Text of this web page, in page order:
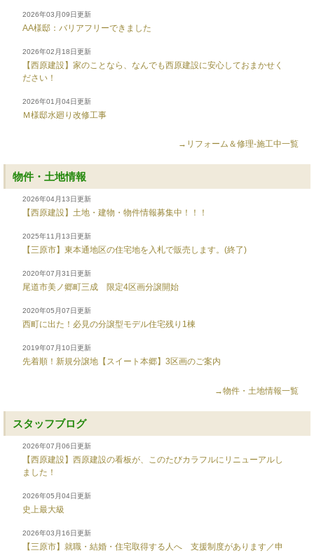
2026年03月09日更新
AA様邸：バリアフリーできました
2026年02月18日更新
【西原建設】家のことなら、なんでも西原建設に安心しておまかせく
ださい！
2026年01月04日更新
Ｍ様邸水廻り改修工事
→リフォーム＆修理-施工中一覧
物件・土地情報
2026年04月13日更新
【西原建設】土地・建物・物件情報募集中！！！
2025年11月13日更新
【三原市】東本通地区の住宅地を入札で販売します。(終了)
2020年07月31日更新
尾道市美ノ郷町三成 限定4区画分譲開始
2020年05月07日更新
西町に出た！必見の分譲型モデル住宅残り1棟
2019年07月10日更新
先着順！新規分譲地【スイート本郷】3区画のご案内
→物件・土地情報一覧
スタッフブログ
2026年07月06日更新
【西原建設】西原建設の看板が、このたびカラフルにリニューアルし
ました！
2026年05月04日更新
史上最大級
2026年03月16日更新
【三原市】就職・結婚・住宅取得する人へ 支援制度があります／申